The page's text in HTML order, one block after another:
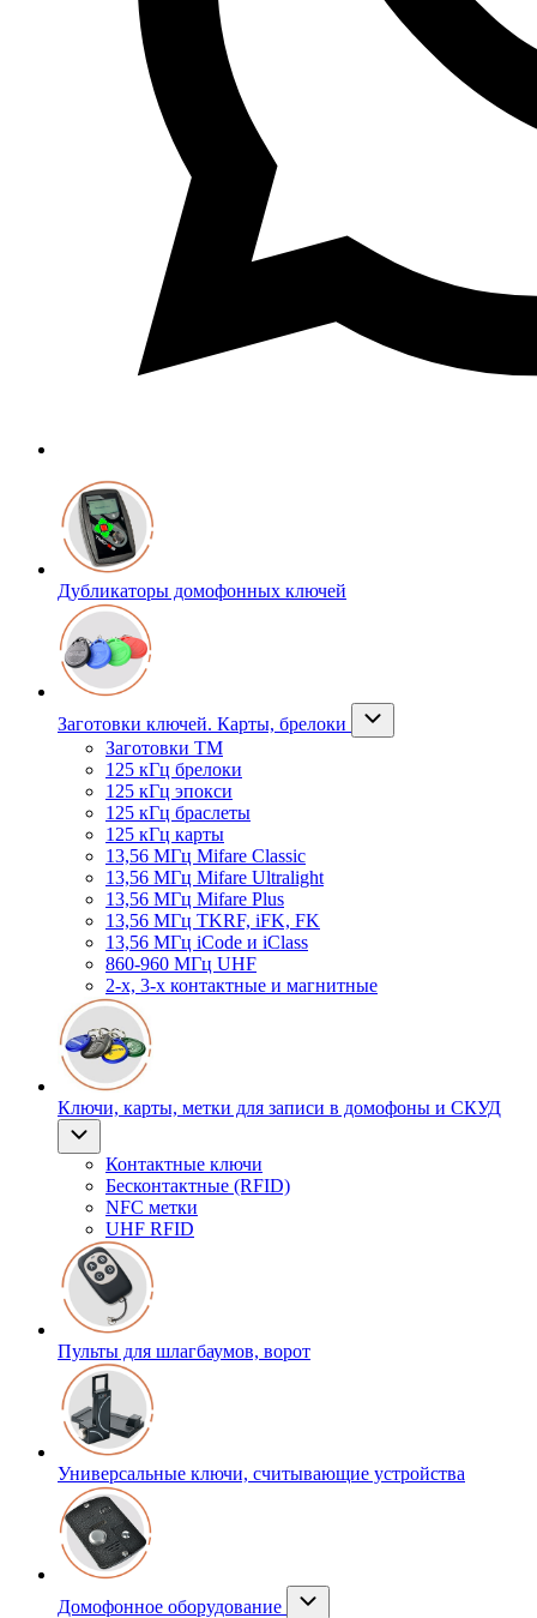
Дубликаторы домофонных ключей
Заготовки ключей. Карты, брелоки
Заготовки ТМ
125 кГц брелоки
125 кГц эпокси
125 кГц браслеты
125 кГц карты
13,56 МГц Mifare Classic
13,56 МГц Mifare Ultralight
13,56 МГц Mifare Plus
13,56 МГц TKRF, iFK, FK
13,56 МГц iCode и iClass
860-960 МГц UHF
2-х, 3-х контактные и магнитные
Ключи, карты, метки для записи в домофоны и СКУД
Контактные ключи
Бесконтактные (RFID)
NFC метки
UHF RFID
Пульты для шлагбаумов, ворот
Универсальные ключи, считывающие устройства
Домофонное оборудование